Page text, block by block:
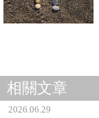
相關文章
2026.06.29